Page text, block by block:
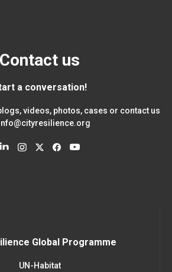
Contact us
a conversation!
videos, photos, cases or contact us
Global Programme
UN-Habitat